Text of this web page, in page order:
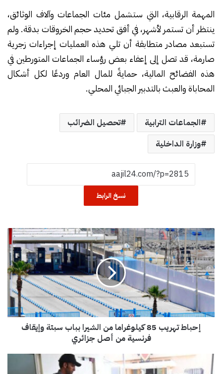
المهمة الرقابية، التي ستشمل مئات الجماعات وآلاف الوثائق،
ينتظر أن تستمر لأشهر، في أفق تحديد حجم الخروقات بدقة. ولم
تستبعد مصادر متطابقة أن تلي هذه العمليات إجراءات زجرية
صارمة، قد تصل إلى إعفاء بعض رؤساء الجماعات المتورطين في
هذه الفضائح المالية، حمايةً للمال العام وردعًا لكل أشكال
المحاباة والعبث بالتدبير الجبائي المحلي.
الجماعات الترابية
تحصيل الضرائب
وزارة الداخلية
نسخ الرابط
إ
ح
ب
ا
ط
ه
ي
ك
ي
إحباط تهريب 85 كيلوغراما من الشيرا بباب سبتة وإيقاف
فرنسية من أصل جزائري
إ
ح